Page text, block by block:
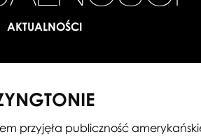
AKTUALNOŚCI
przyjęła publiczność